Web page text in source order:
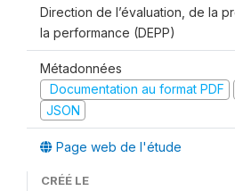
Direction de l’évaluation, de la
la performance (DEPP)
Métadonnées
Documentation au format PDF
JSON
Page web de l'étude
CRÉÉ LE